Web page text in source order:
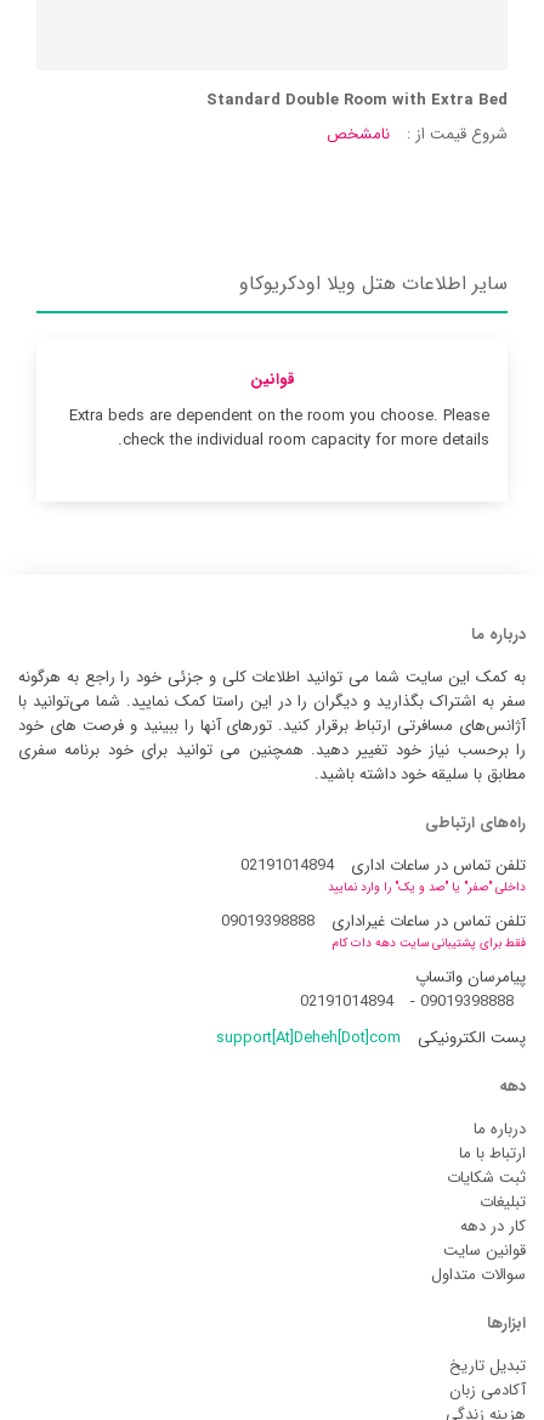
Standard Double Room with Extra Bed
شروع قیمت از :
نامشخص
سایر اطلاعات هتل ویلا اودکریوکاو
قوانین
Extra beds are dependent on the room you choose. Please
check the individual room capacity for more details.
درباره ما
به کمک این سایت شما می توانید اطلاعات کلی و جزئی خود را راجع به هرگونه
سفر به اشتراک بگذارید و دیگران را در این راستا کمک نمایید. شما می‌توانید با
آژانس‌های مسافرتی ارتباط برقرار کنید. تورهای آنها را ببینید و فرصت های خود
را برحسب نیاز خود تغییر دهید. همچنین می توانید برای خود برنامه سفری
مطابق با سلیقه خود داشته باشید.
راه‌های ارتباطی
تلفن تماس در ساعات اداری
02191014894
داخلی "صفر" یا "صد و یک" را وارد نمایید
تلفن تماس در ساعات غیراداری 09019398888
فقط برای پشتیبانی سایت دهه دات کام
پیامرسان واتساپ
09019398888
-
02191014894
پست الکترونیکی
support[At]Deheh[Dot]com
دهه
درباره ما
ارتباط با ما
ثبت شکایات
تبلیغات
کار در دهه
قوانین سایت
سوالات متداول
ابزارها
تبدیل تاریخ
آکادمی زبان
هزینه زندگی